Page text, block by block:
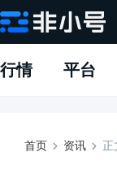
APP下载
指标说明
问题反馈
行情 平台
首页 资讯 正